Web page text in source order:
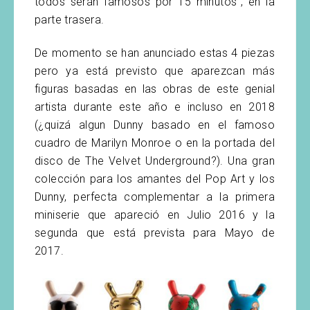
parte trasera.
De momento se han anunciado estas 4 piezas
pero ya está previsto que aparezcan más
figuras basadas en las obras de este genial
artista durante este año e incluso en 2018
(¿quizá algun Dunny basado en el famoso
cuadro de Marilyn Monroe o en la portada del
disco de The Velvet Underground?). Una gran
colección para los amantes del Pop Art y los
Dunny, perfecta complementar a la primera
miniserie que apareció en Julio 2016 y la
segunda que está prevista para Mayo de
2017.